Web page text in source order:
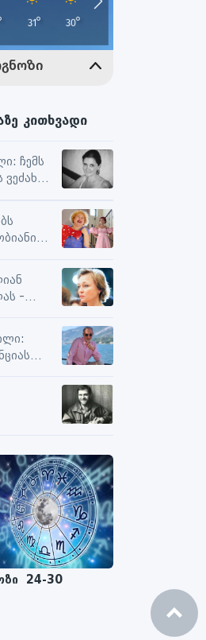
კითხვადი
ჩემს
ვეძახი,
და
და
მასზე
-
24-30